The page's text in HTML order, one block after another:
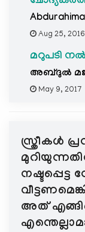
Aug 25, 2016
മറുപടി
അബ്ദുല്‍
May 9, 2017
സ്ത്രീകള്‍
അത്